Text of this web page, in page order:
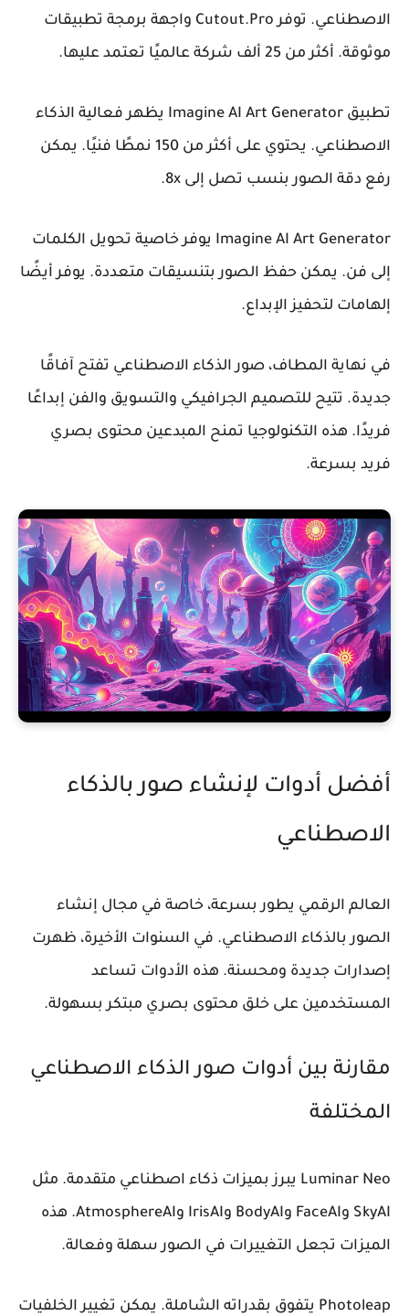
الاصطناعي. توفر Cutout.Pro واجهة برمجة تطبيقات
موثوقة. أكثر من 25 ألف شركة عالميًا تعتمد عليها.
تطبيق Imagine AI Art Generator يظهر فعالية الذكاء
الاصطناعي. يحتوي على أكثر من 150 نمطًا فنيًا. يمكن
رفع دقة الصور بنسب تصل إلى 8x.
Imagine AI Art Generator يوفر خاصية تحويل الكلمات
إلى فن. يمكن حفظ الصور بتنسيقات متعددة. يوفر أيضًا
إلهامات لتحفيز الإبداع.
في نهاية المطاف، صور الذكاء الاصطناعي تفتح آفاقًا
جديدة. تتيح للتصميم الجرافيكي والتسويق والفن إبداعًا
فريدًا. هذه التكنولوجيا تمنح المبدعين محتوى بصري
فريد بسرعة.
أفضل أدوات لإنشاء صور بالذكاء
الاصطناعي
العالم الرقمي يطور بسرعة، خاصة في مجال إنشاء
الصور بالذكاء الاصطناعي. في السنوات الأخيرة، ظهرت
إصدارات جديدة ومحسنة. هذه الأدوات تساعد
المستخدمين على خلق محتوى بصري مبتكر بسهولة.
مقارنة بين أدوات صور الذكاء الاصطناعي
المختلفة
Luminar Neo يبرز بميزات ذكاء اصطناعي متقدمة. مثل
SkyAI وFaceAI وBodyAI وIrisAI وAtmosphereAI. هذه
الميزات تجعل التغييرات في الصور سهلة وفعالة.
Photoleap يتفوق بقدراته الشاملة. يمكن تغيير الخلفيات